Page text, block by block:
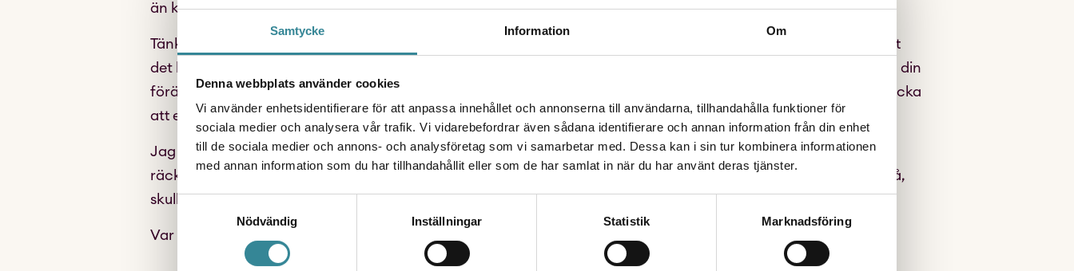
Samtycke Information Om
Denna webbplats använder cookies
Vi använder enhetsidentifierare för att anpassa innehållet och annonserna till användarna, tillhandahålla funktioner för
sociala medier och analysera vår trafik. Vi vidarebefordrar även sådana identifierare och annan information från din enhet
till de sociala medier och annons- och analysföretag som vi samarbetar med. Dessa kan i sin tur kombinera informationen
med annan information som du har tillhandahållit eller som de har samlat in när du har använt deras tjänster.
Samtyckesval
Nödvändig
Inställningar Statistik Marknadsföring
än känns så. Fast det är ju det, att när det känns så blir det svårt att tänka logiskt. Därför vill jag ge de här tipset:
Tänkt dig att du är din egen vän. Skulle din vän få säga så? Igår sa jag till mig själv ”vad dålig du är som tycker att
det här är jobbigt”. När jag var 16 sa jag till mig själv ”vad dålig du är som vill få må bra istället för att ta hand om din
förälder”. Jag sa saker mig själv som jag ju aldrig skulle vilja att en kompis sa till mig och som jag inte alls skulle tycka
att en bra kompis ska säga. Varför säger då jag så till mig själv?
Jag tror inte att ni skulle tycka att jag var dålig eller att ni skulle säga så till era vänner. Så, gör det du kan för det
räcker! Var snäll mot dig själv. Om du kommer på dig själv med att vara dömande mot dig själv, fråga dig själv då,
skull en kompis få prata så till mig? Vad blir svaret?
Var din egen vän.